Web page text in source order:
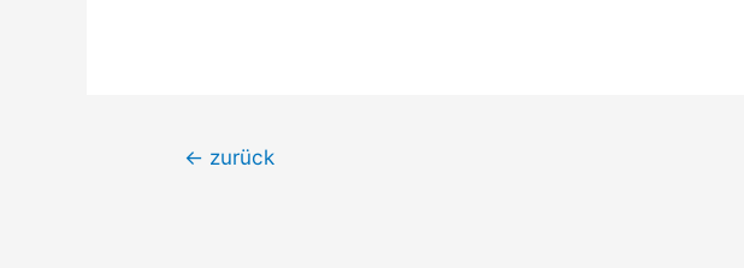
Beitrags-
← zurück